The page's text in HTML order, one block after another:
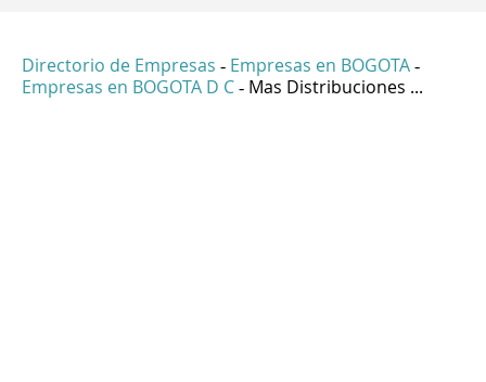
Directorio de Empresas - Empresas en BOGOTA -
Empresas en BOGOTA D C - Mas Distribuciones ...